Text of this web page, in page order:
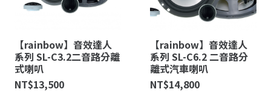
【rainbow】音效達人
系列 SL-C3.2二音路分離
式喇叭
NT$13,500
【rainbow】音效達人
系列 SL-C6.2 二音路分
離式汽車喇叭
NT$14,800